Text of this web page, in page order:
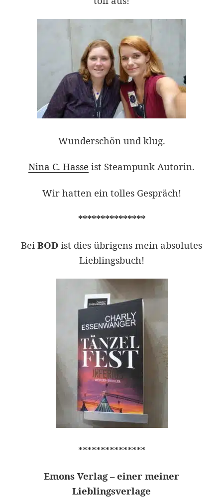
Wunderschön und klug.
Nina C. Hasse ist Steampunk Autorin.
Wir hatten ein tolles Gespräch!
***************
Bei BOD ist dies übrigens mein absolutes
Lieblingsbuch!
***************
Emons Verlag – einer meiner
Lieblingsverlage